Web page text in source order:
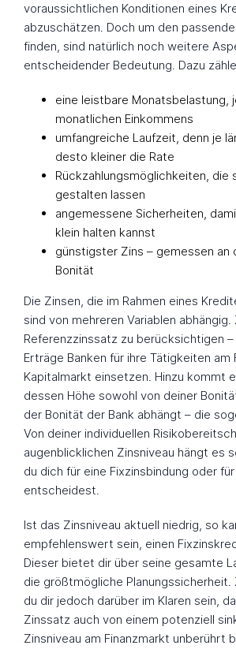
voraussichtlichen Konditionen eines
abzuschätzen. Doch um den
finden, sind natürlich noch weitere
entscheidender Bedeutung. Dazu
eine leistbare Monatsbelastung,
monatlichen Einkommens
umfangreiche Laufzeit, denn je
desto kleiner die Rate
Rückzahlungsmöglichkeiten, die
gestalten lassen
angemessene Sicherheiten,
klein halten kannst
günstigster Zins – gemessen an
Bonität
Die Zinsen, die im Rahmen eines
sind von mehreren Variablen
Referenzzinssatz zu berücksichtigen
Erträge Banken für ihre Tätigkeiten am
Kapitalmarkt einsetzen. Hinzu kommt
dessen Höhe sowohl von deiner
der Bonität der Bank abhängt – die
Von deiner individuellen
augenblicklichen Zinsniveau hängt es
du dich für eine Fixzinsbindung oder
entscheidest.
Ist das Zinsniveau aktuell niedrig, so
empfehlenswert sein, einen
Dieser bietet dir über seine gesamte
die größtmögliche Planungssicherheit.
du dir jedoch darüber im Klaren sein,
Zinssatz auch von einem potenziell
Zinsniveau am Finanzmarkt unberührt